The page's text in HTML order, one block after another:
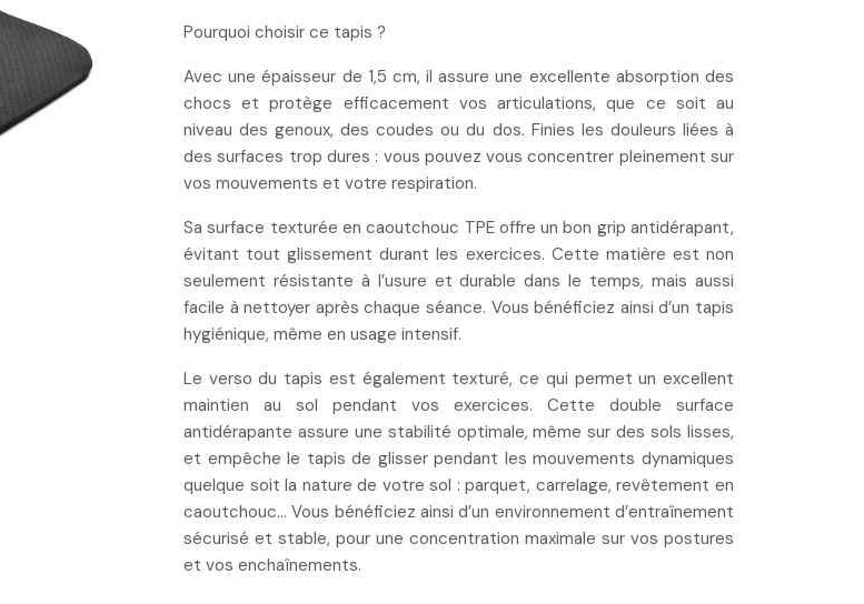
Pourquoi choisir ce tapis ?
Avec une épaisseur de 1,5 cm, il assure une excellente absorption des
chocs et protège efficacement vos articulations, que ce soit au
niveau des genoux, des coudes ou du dos. Finies les douleurs liées à
des surfaces trop dures : vous pouvez vous concentrer pleinement sur
vos mouvements et votre respiration.
Sa surface texturée en caoutchouc TPE offre un bon grip antidérapant,
évitant tout glissement durant les exercices. Cette matière est non
seulement résistante à l’usure et durable dans le temps, mais aussi
facile à nettoyer après chaque séance. Vous bénéficiez ainsi d’un tapis
hygiénique, même en usage intensif.
Le verso du tapis est également texturé, ce qui permet un excellent
maintien au sol pendant vos exercices. Cette double surface
antidérapante assure une stabilité optimale, même sur des sols lisses,
et empêche le tapis de glisser pendant les mouvements dynamiques
quelque soit la nature de votre sol : parquet, carrelage, revêtement en
caoutchouc... Vous bénéficiez ainsi d’un environnement d’entraînement
sécurisé et stable, pour une concentration maximale sur vos postures
et vos enchaînements.